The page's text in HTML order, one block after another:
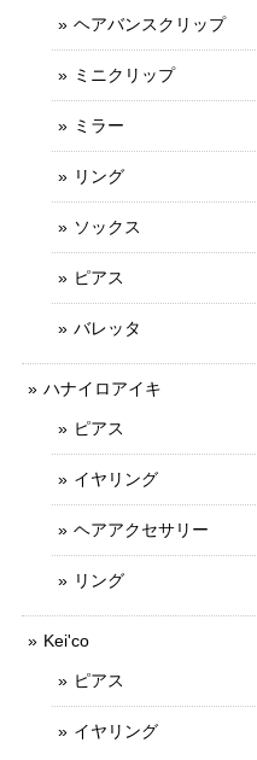
ヘアバンスクリップ
ミニクリップ
ミラー
リング
ソックス
ピアス
バレッタ
ハナイロアイキ
ピアス
イヤリング
ヘアアクセサリー
リング
Kei'co
ピアス
イヤリング